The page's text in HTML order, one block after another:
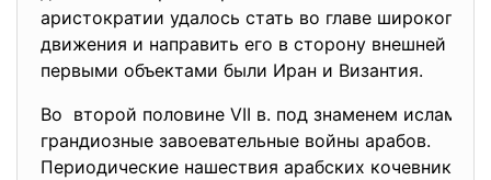
аристократии удалось стать во главе широкого
движения и направить его в сторону внешней
первыми объектами были Иран и Византия.
Во второй половине VII в. под знаменем ислама
грандиозные завоевательные войны арабов.
Периодические нашествия арабских кочевников